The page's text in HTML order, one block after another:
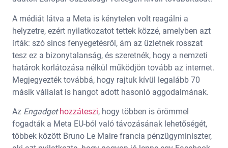
A médiát látva a Meta is kénytelen volt reagálni a
helyzetre, ezért nyilatkozatot tettek közzé, amelyben azt
írták: szó sincs fenyegetésről, ám az üzletnek rosszat
tesz ez a bizonytalanság, és szeretnék, hogy a nemzeti
határok korlátozása nélkül működjön tovább az internet.
Megjegyezték továbbá, hogy rajtuk kívül legalább 70
másik vállalat is hangot adott hasonló aggodalmának.
Az Engadget hozzáteszi, hogy többen is örömmel
fogadták a Meta EU-ból való távozásának lehetőségét,
többek között Bruno Le Maire francia pénzügyminiszter,